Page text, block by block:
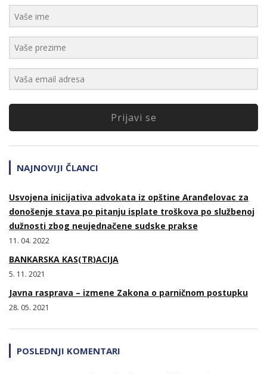
Prijavi se
NAJNOVIJI ČLANCI
Usvojena inicijativa advokata iz opštine Aranđelovac za
donošenje stava po pitanju isplate troškova po službenoj
dužnosti zbog neujednačene sudske prakse
11. 04. 2022
BANKARSKA KAS(TR)ACIJA
5. 11. 2021
Javna rasprava – izmene Zakona o parničnom postupku
28. 05. 2021
POSLEDNJI KOMENTARI